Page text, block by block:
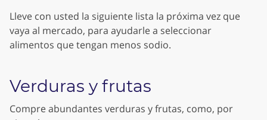
Lleve con usted la siguiente lista la próxima vez que
vaya al mercado, para ayudarle a seleccionar
alimentos que tengan menos sodio.
Verduras y frutas
Compre abundantes verduras y frutas, como, por